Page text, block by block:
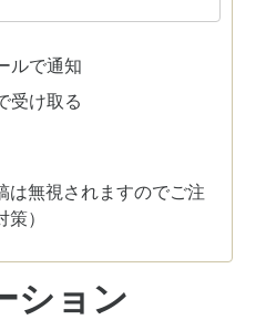
ルで通知
受け取る
は無視されますのでご注
）
ション